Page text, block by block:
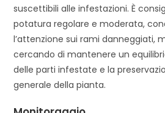
suscettibili alle infestazioni. È
potatura regolare e moderata,
l’attenzione sui rami danneggiati,
cercando di mantenere un
delle parti infestate e la
generale della pianta.